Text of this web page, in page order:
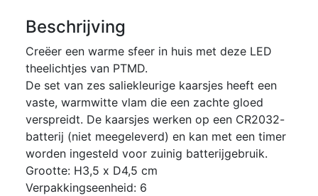
Beschrijving
Creëer een warme sfeer in huis met deze LED
theelichtjes van PTMD.
De set van zes saliekleurige kaarsjes heeft een
vaste, warmwitte vlam die een zachte gloed
verspreidt. De kaarsjes werken op een CR2032-
batterij (niet meegeleverd) en kan met een timer
worden ingesteld voor zuinig batterijgebruik.
Grootte: H3,5 x D4,5 cm
Verpakkingseenheid: 6